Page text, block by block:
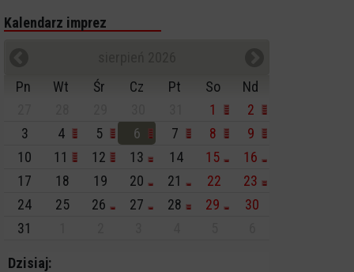
Kalendarz imprez
Pn
Wt Śr Cz Pt So
Nd
1
2
3
4 5 6 7 8
9
10
11 12 13 14 15
16
17
18 19 20 21 22
23
24
25 26 27 28 29
30
31
Dzisiaj: